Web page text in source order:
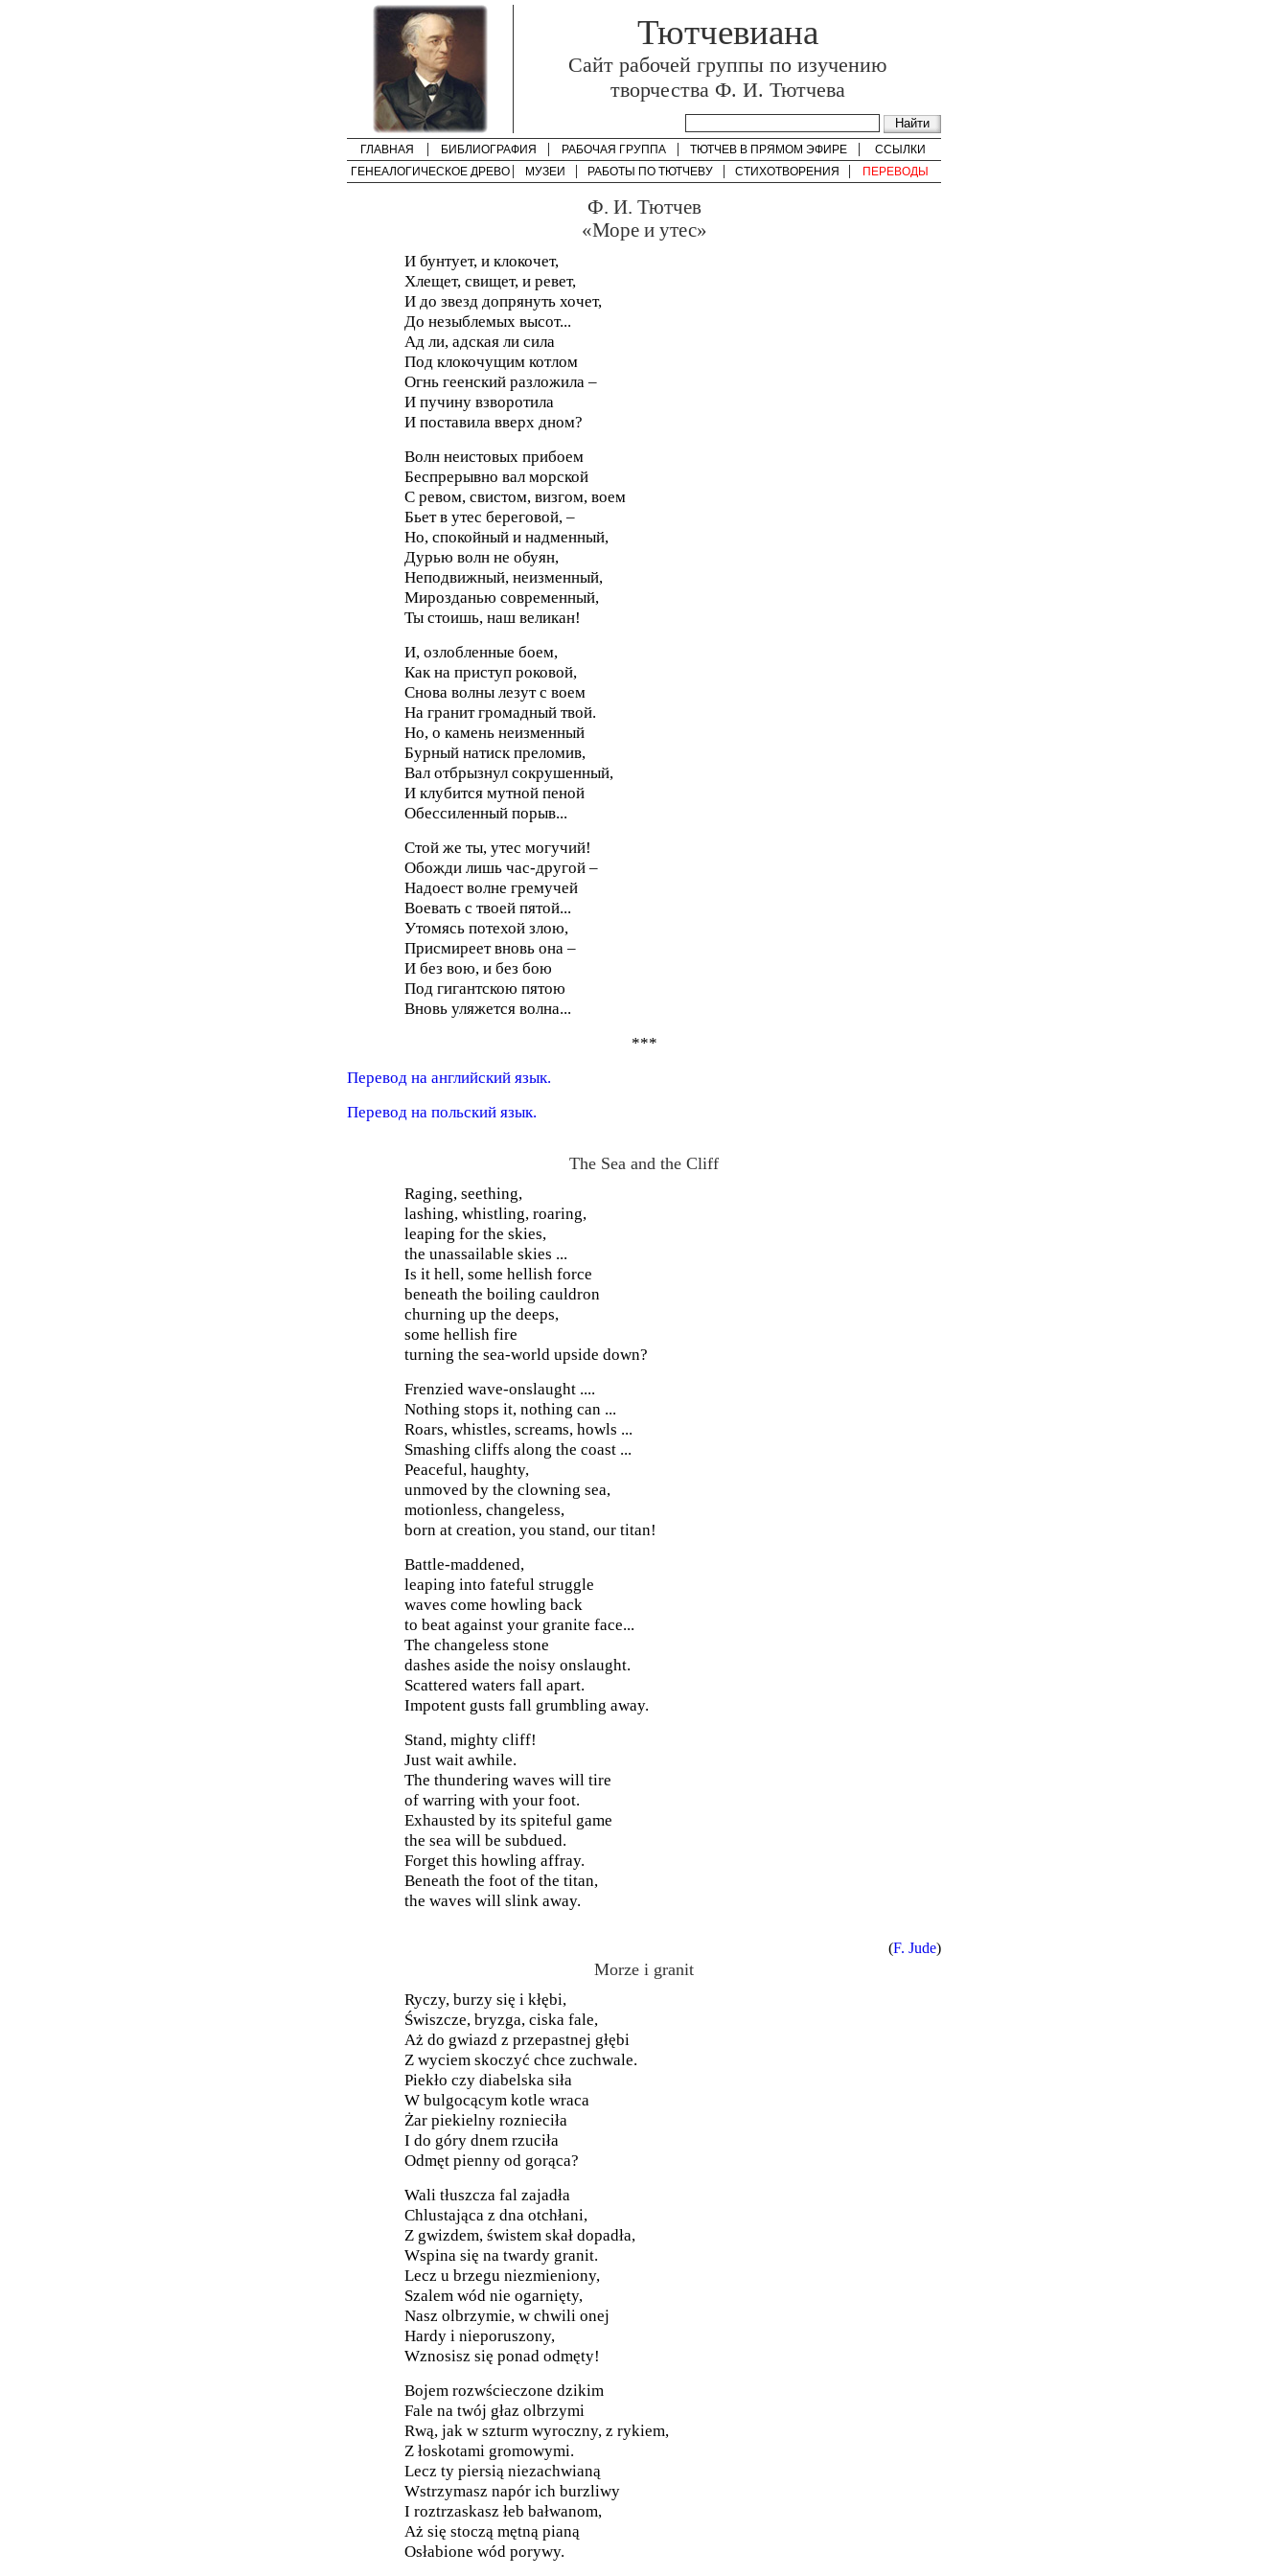
Тютчевиана
Cайт рабочей группы по изучению
творчества Ф. И. Тютчева
ГЛАВНАЯ БИБЛИОГРАФИЯ РАБОЧАЯ ГРУППА ТЮТЧЕВ В ПРЯМОМ ЭФИРЕ
ССЫЛКИ
ГЕНЕАЛОГИЧЕСКОЕ ДРЕВО
МУЗЕИ РАБОТЫ ПО ТЮТЧЕВУ СТИХОТВОРЕНИЯ ПЕРЕВОДЫ
Ф. И. Тютчев
«Море и утес»
И бунтует, и клокочет,
Хлещет, свищет, и ревет,
И до звезд допрянуть хочет,
До незыблемых высот...
Ад ли, адская ли сила
Под клокочущим котлом
Огнь геенский разложила –
И пучину взворотила
И поставила вверх дном?
Волн неистовых прибоем
Беспрерывно вал морской
С ревом, свистом, визгом, воем
Бьет в утес береговой, –
Но, спокойный и надменный,
Дурью волн не обуян,
Неподвижный, неизменный,
Мирозданью современный,
Ты стоишь, наш великан!
И, озлобленные боем,
Как на приступ роковой,
Снова волны лезут с воем
На гранит громадный твой.
Но, о камень неизменный
Бурный натиск преломив,
Вал отбрызнул сокрушенный,
И клубится мутной пеной
Обессиленный порыв...
Стой же ты, утес могучий!
Обожди лишь час-другой –
Надоест волне гремучей
Воевать с твоей пятой...
Утомясь потехой злою,
Присмиреет вновь она –
И без вою, и без бою
Под гигантскою пятою
Вновь уляжется волна...
***
Перевод на английский язык.
Перевод на польский язык.
The Sea and the Cliff
Raging, seething,
lashing, whistling, roaring,
leaping for the skies,
the unassailable skies ...
Is it hell, some hellish force
beneath the boiling cauldron
churning up the deeps,
some hellish fire
turning the sea-world upside down?
Frenzied wave-onslaught ....
Nothing stops it, nothing can ...
Roars, whistles, screams, howls ...
Smashing cliffs along the coast ...
Peaceful, haughty,
unmoved by the clowning sea,
motionless, changeless,
born at creation, you stand, our titan!
Battle-maddened,
leaping into fateful struggle
waves come howling back
to beat against your granite face...
The changeless stone
dashes aside the noisy onslaught.
Scattered waters fall apart.
Impotent gusts fall grumbling away.
Stand, mighty cliff!
Just wait awhile.
The thundering waves will tire
of warring with your foot.
Exhausted by its spiteful game
the sea will be subdued.
Forget this howling affray.
Beneath the foot of the titan,
the waves will slink away.
(F. Jude)
Morze i granit
Ryczy, burzy się i kłębi,
Świszcze, bryzga, ciska fale,
Aż do gwiazd z przepastnej głębi
Z wyciem skoczyć chce zuchwale.
Piekło czy diabelska siła
W bulgocącym kotle wraca
Żar piekielny roznieciła
I do góry dnem rzuciła
Odmęt pienny od gorąca?
Wali tłuszcza fal zajadła
Chlustająca z dna otchłani,
Z gwizdem, świstem skał dopadła,
Wspina się na twardy granit.
Lecz u brzegu niezmieniony,
Szalem wód nie ogarnięty,
Nasz olbrzymie, w chwili onej
Hardy i nieporuszony,
Wznosisz się ponad odmęty!
Bojem rozwścieczone dzikim
Fale na twój głaz olbrzymi
Rwą, jak w szturm wyroczny, z rykiem,
Z łoskotami gromowymi.
Lecz ty piersią niezachwianą
Wstrzymasz napór ich burzliwy
I roztrzaskasz łeb bałwanom,
Aż się stoczą mętną pianą
Osłabione wód porywy.